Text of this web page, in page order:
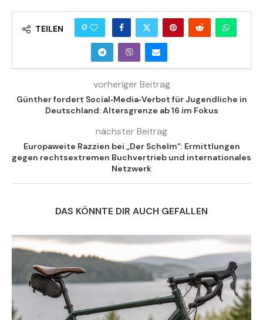
TEILEN 0
vorheriger Beitrag
Günther fordert Social‑Media‑Verbot für Jugendliche in
Deutschland: Altersgrenze ab 16 im Fokus
nächster Beitrag
Europaweite Razzien bei „Der Schelm“: Ermittlungen
gegen rechtsextremen Buchvertrieb und internationales
Netzwerk
DAS KÖNNTE DIR AUCH GEFALLEN